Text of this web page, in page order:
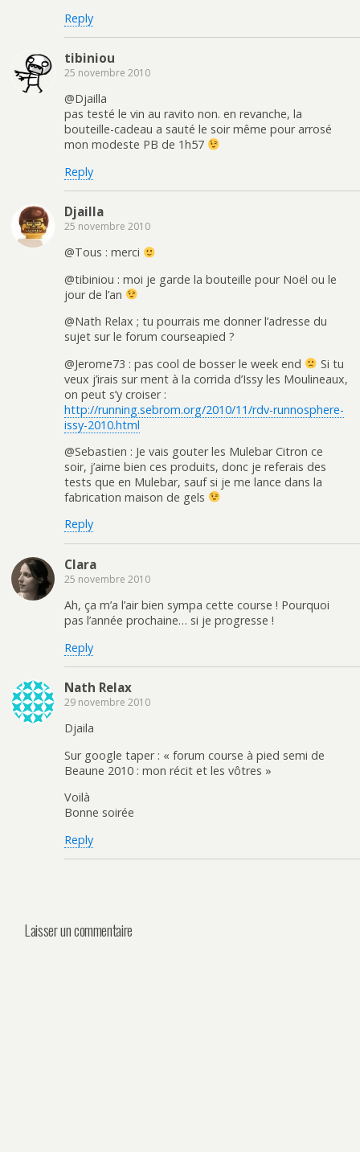
Reply
tibiniou
25 novembre 2010
@Djailla
pas testé le vin au ravito non. en revanche, la
bouteille-cadeau a sauté le soir même pour arrosé
mon modeste PB de 1h57
Reply
Djailla
25 novembre 2010
@Tous : merci
@tibiniou : moi je garde la bouteille pour Noël ou le
jour de l’an
@Nath Relax ; tu pourrais me donner l’adresse du
sujet sur le forum courseapied ?
@Jerome73 : pas cool de bosser le week end
Si tu
veux j’irais sur ment à la corrida d’Issy les Moulineaux,
on peut s’y croiser :
http://running.sebrom.org/2010/11/rdv-runnosphere-
issy-2010.html
@Sebastien : Je vais gouter les Mulebar Citron ce
soir, j’aime bien ces produits, donc je referais des
tests que en Mulebar, sauf si je me lance dans la
fabrication maison de gels
Reply
Clara
25 novembre 2010
Ah, ça m’a l’air bien sympa cette course ! Pourquoi
pas l’année prochaine… si je progresse !
Reply
Nath Relax
29 novembre 2010
Djaila
Sur google taper : « forum course à pied semi de
Beaune 2010 : mon récit et les vôtres »
Voilà
Bonne soirée
Reply
Laisser un commentaire